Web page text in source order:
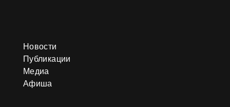
Новости
Публикации
Медиа
Афиша